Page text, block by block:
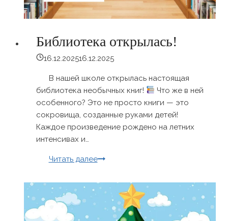
Библиотека открылась!
16.12.202516.12.2025
В нашей школе открылась настоящая
библиотека необычных книг!
Что же в ней
особенного? Это не просто книги — это
сокровища, созданные руками детей!
Каждое произведение рождено на летних
интенсивах и…
Читать далее